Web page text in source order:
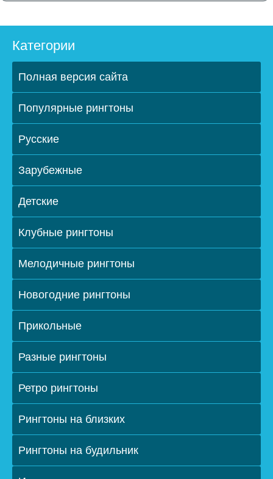
Категории
Полная версия сайта
Популярные рингтоны
Русские
Зарубежные
Детские
Клубные рингтоны
Мелодичные рингтоны
Новогодние рингтоны
Прикольные
Разные рингтоны
Ретро рингтоны
Рингтоны на близких
Рингтоны на будильник